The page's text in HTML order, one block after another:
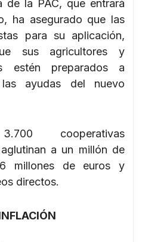
de la PAC, que entrará
ha asegurado que las
para su aplicación,
sus agricultores y
estén preparados a
ayudas del nuevo
cooperativas
a un millón de
millones de euros y
directos.